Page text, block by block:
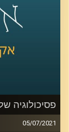
קרדיט תמונות:
פסיכולוגיה
05/07/2021